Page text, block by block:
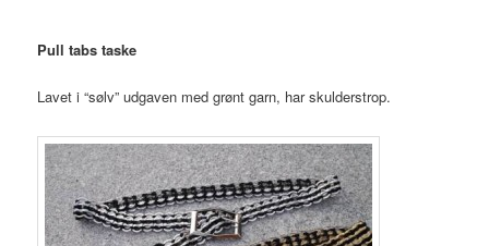
Pull tabs taske
Lavet i “sølv” udgaven med grønt garn, har skulderstrop.